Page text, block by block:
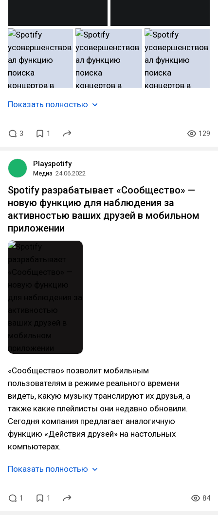
Показать полностью
3 1 129
Playspotify
Медиа 24.06.2022
Spotify разрабатывает «Сообщество» —
новую функцию для наблюдения за
активностью ваших друзей в мобильном
приложении
«Сообщество» позволит мобильным
пользователям в режиме реального времени
видеть, какую музыку транслируют их друзья, а
также какие плейлисты они недавно обновили.
Сегодня компания предлагает аналогичную
функцию «Действия друзей» на настольных
компьютерах.
Показать полностью
1 1 84